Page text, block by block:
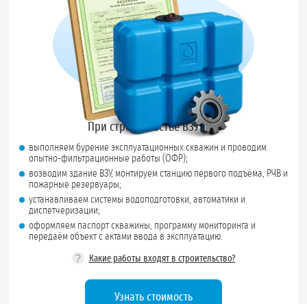
При строительстве ВЗУ мы:
выполняем бурение эксплуатационных скважин и проводим
опытно-фильтрационные работы (ОФР);
возводим здание ВЗУ, монтируем станцию первого подъёма, РЧВ и
пожарные резервуары;
устанавливаем системы водоподготовки, автоматики и
диспетчеризации;
оформляем паспорт скважины, программу мониторинга и
передаём объект с актами ввода в эксплуатацию.
? Какие работы входят в строительство?
Узнать стоимость